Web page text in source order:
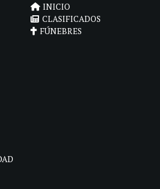
INICIO
CLASIFICADOS
FÚNEBRES